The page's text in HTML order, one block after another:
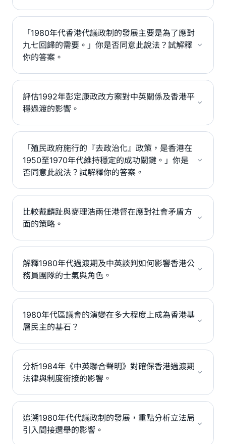
「1980年代香港代議政制的發展主要是為了應對
九七回歸的需要。」你是否同意此說法？試解釋
你的答案。
評估1992年彭定康政改方案對中英關係及香港平
穩過渡的影響。
「殖民政府施行的『去政治化』政策，是香港在
1950至1970年代維持穩定的成功關鍵。」你是
否同意此說法？試解釋你的答案。
比較戴麟趾與麥理浩兩任港督在應對社會矛盾方
面的策略。
解釋1980年代過渡期及中英談判如何影響香港公
務員團隊的士氣與角色。
1980年代區議會的演變在多大程度上成為香港基
層民主的基石？
分析1984年《中英聯合聲明》對確保香港過渡期
法律與制度銜接的影響。
追溯1980年代代議政制的發展，重點分析立法局
引入間接選舉的影響。